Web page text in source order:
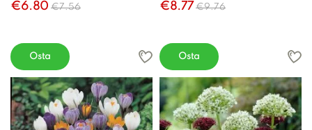
€6.80 €7.56
Osta
€8.77 €9.76
Osta